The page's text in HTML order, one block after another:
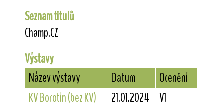
Seznam titulů
Champ.CZ
Výstavy
Název výstavy
Datum
Ocenění
KV Borotín (bez KV)
21.01.2024 V1